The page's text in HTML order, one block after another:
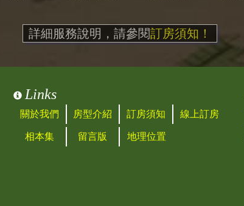
詳細服務說明，請參閱訂房須知！
Links
關於我們 房型介紹 訂房須知 線上訂房
相本集 留言版 地理位置